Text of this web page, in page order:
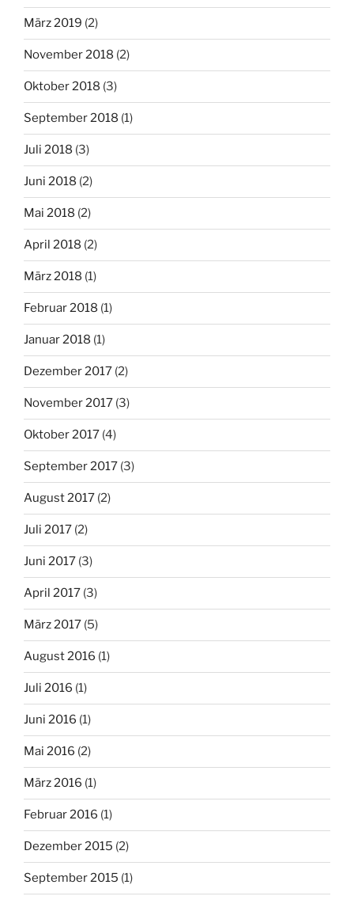
März 2019 (2)
November 2018 (2)
Oktober 2018 (3)
September 2018 (1)
Juli 2018 (3)
Juni 2018 (2)
Mai 2018 (2)
April 2018 (2)
März 2018 (1)
Februar 2018 (1)
Januar 2018 (1)
Dezember 2017 (2)
November 2017 (3)
Oktober 2017 (4)
September 2017 (3)
August 2017 (2)
Juli 2017 (2)
Juni 2017 (3)
April 2017 (3)
März 2017 (5)
August 2016 (1)
Juli 2016 (1)
Juni 2016 (1)
Mai 2016 (2)
März 2016 (1)
Februar 2016 (1)
Dezember 2015 (2)
September 2015 (1)